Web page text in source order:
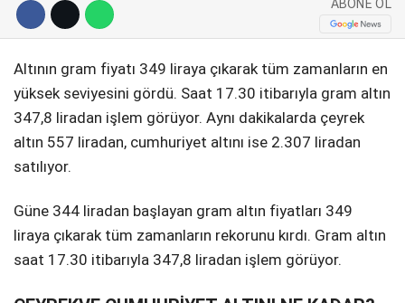
ABONE OL
Altının gram fiyatı 349 liraya çıkarak tüm zamanların en
yüksek seviyesini gördü. Saat 17.30 itibarıyla gram altın
347,8 liradan işlem görüyor. Aynı dakikalarda çeyrek
altın 557 liradan, cumhuriyet altını ise 2.307 liradan
satılıyor.
Güne 344 liradan başlayan gram altın fiyatları 349
liraya çıkarak tüm zamanların rekorunu kırdı. Gram altın
saat 17.30 itibarıyla 347,8 liradan işlem görüyor.